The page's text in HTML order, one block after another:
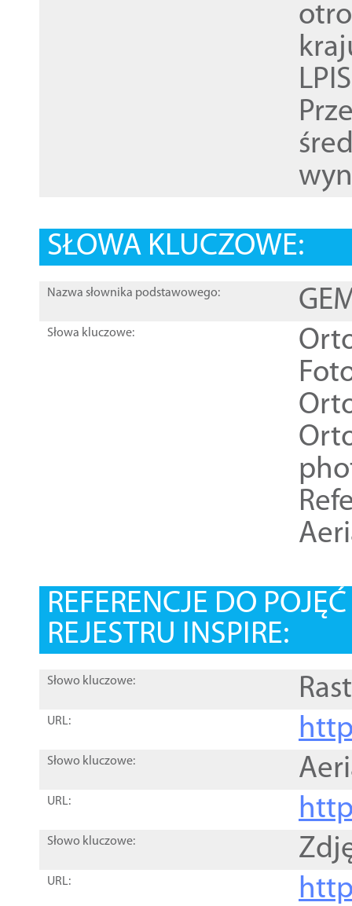
SŁOWA KLUCZOWE:
Nazwa słownika podstawowego:
Słowa kluczowe:
REFERENCJE DO
REJESTRU INSPIRE:
Słowo kluczowe:
URL:
Słowo kluczowe:
URL:
Słowo kluczowe:
URL: